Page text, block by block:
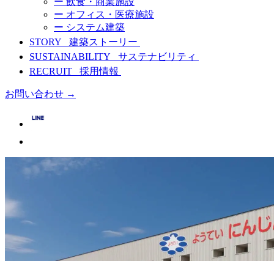
ー オフィス・医療施設
ー システム建築
STORY 建築ストーリー
SUSTAINABILITY サステナビリティ
RECRUIT 採用情報
お問い合わせ →